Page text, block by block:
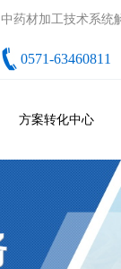
中药材加工技术系统
0571-63460811
方案转化中心